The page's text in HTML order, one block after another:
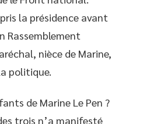
la présidence avant
Rassemblement
nièce de Marine,
politique.
de Marine Le Pen ?
trois n’a manifesté